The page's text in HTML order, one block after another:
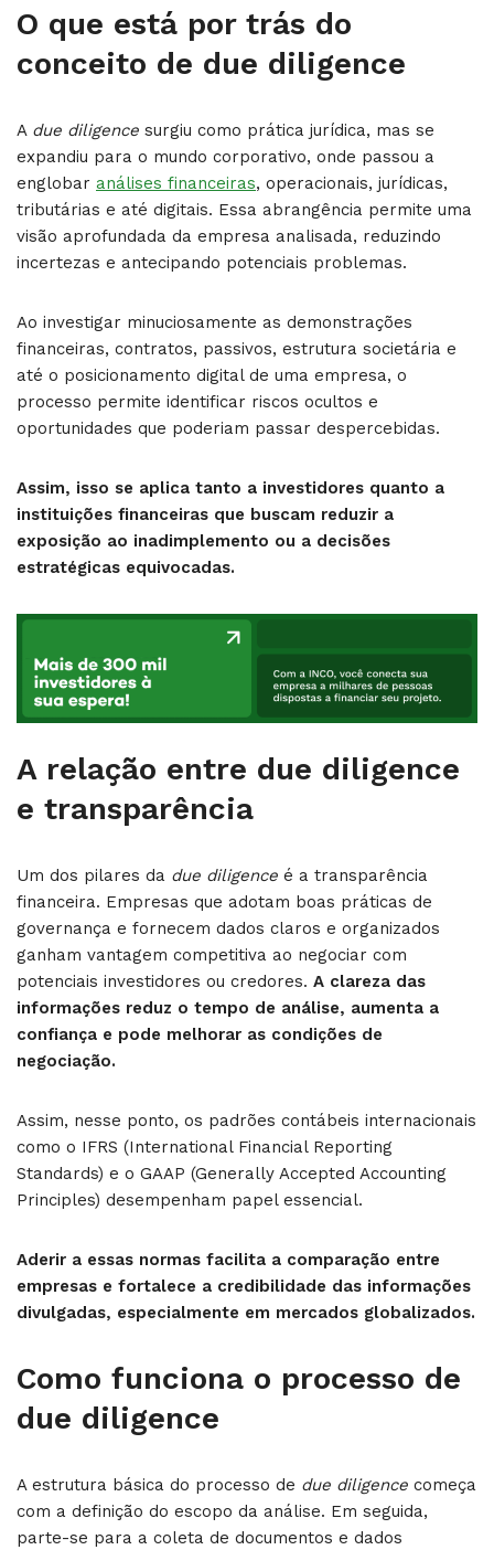
O que está por trás do
conceito de due diligence
A due diligence surgiu como prática jurídica, mas se
expandiu para o mundo corporativo, onde passou a
englobar análises financeiras, operacionais, jurídicas,
tributárias e até digitais. Essa abrangência permite uma
visão aprofundada da empresa analisada, reduzindo
incertezas e antecipando potenciais problemas.
Ao investigar minuciosamente as demonstrações
financeiras, contratos, passivos, estrutura societária e
até o posicionamento digital de uma empresa, o
processo permite identificar riscos ocultos e
oportunidades que poderiam passar despercebidas.
Assim, isso se aplica tanto a investidores quanto a
instituições financeiras que buscam reduzir a
exposição ao inadimplemento ou a decisões
estratégicas equivocadas.
A relação entre due diligence
e transparência
Um dos pilares da due diligence é a transparência
financeira. Empresas que adotam boas práticas de
governança e fornecem dados claros e organizados
ganham vantagem competitiva ao negociar com
potenciais investidores ou credores. A clareza das
informações reduz o tempo de análise, aumenta a
confiança e pode melhorar as condições de
negociação.
Assim, nesse ponto, os padrões contábeis internacionais
como o IFRS (International Financial Reporting
Standards) e o GAAP (Generally Accepted Accounting
Principles) desempenham papel essencial.
Aderir a essas normas facilita a comparação entre
empresas e fortalece a credibilidade das informações
divulgadas, especialmente em mercados globalizados.
Como funciona o processo de
due diligence
A estrutura básica do processo de due diligence começa
com a definição do escopo da análise. Em seguida,
parte-se para a coleta de documentos e dados